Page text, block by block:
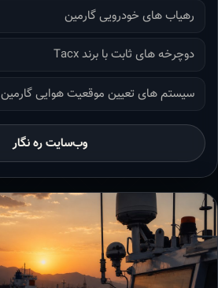
رهیاب های خودرویی گارمین
دوچرخه های ثابت با برند Tacx
سیستم های تعیین موقعیت هوایی گارمین
وب‌سایت ره نگار